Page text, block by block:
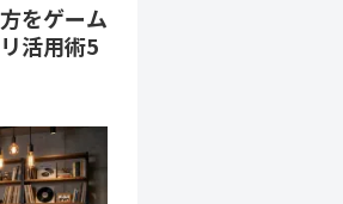
をゲーム
活用術5